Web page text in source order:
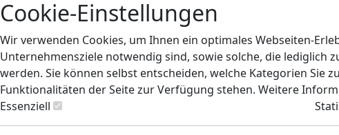
Cookie-Einstellungen
Wir verwenden Cookies, um Ihnen ein optimales Webseiten-
Unternehmensziele notwendig sind, sowie solche, die
werden. Sie können selbst entscheiden, welche Kategorien Sie
Funktionalitäten der Seite zur Verfügung stehen. Weitere
Essenziell